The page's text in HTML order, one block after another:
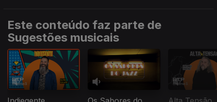
Este conteúdo faz parte de
Sugestões musicais